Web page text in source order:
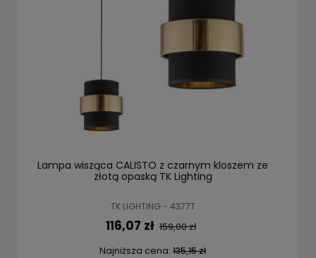
Lampa wisząca CALISTO z czarnym kloszem ze
złotą opaską TK Lighting
TK LIGHTING - 4377T
116,07 zł 159,00 zł
Najniższa cena: 135,15 zł